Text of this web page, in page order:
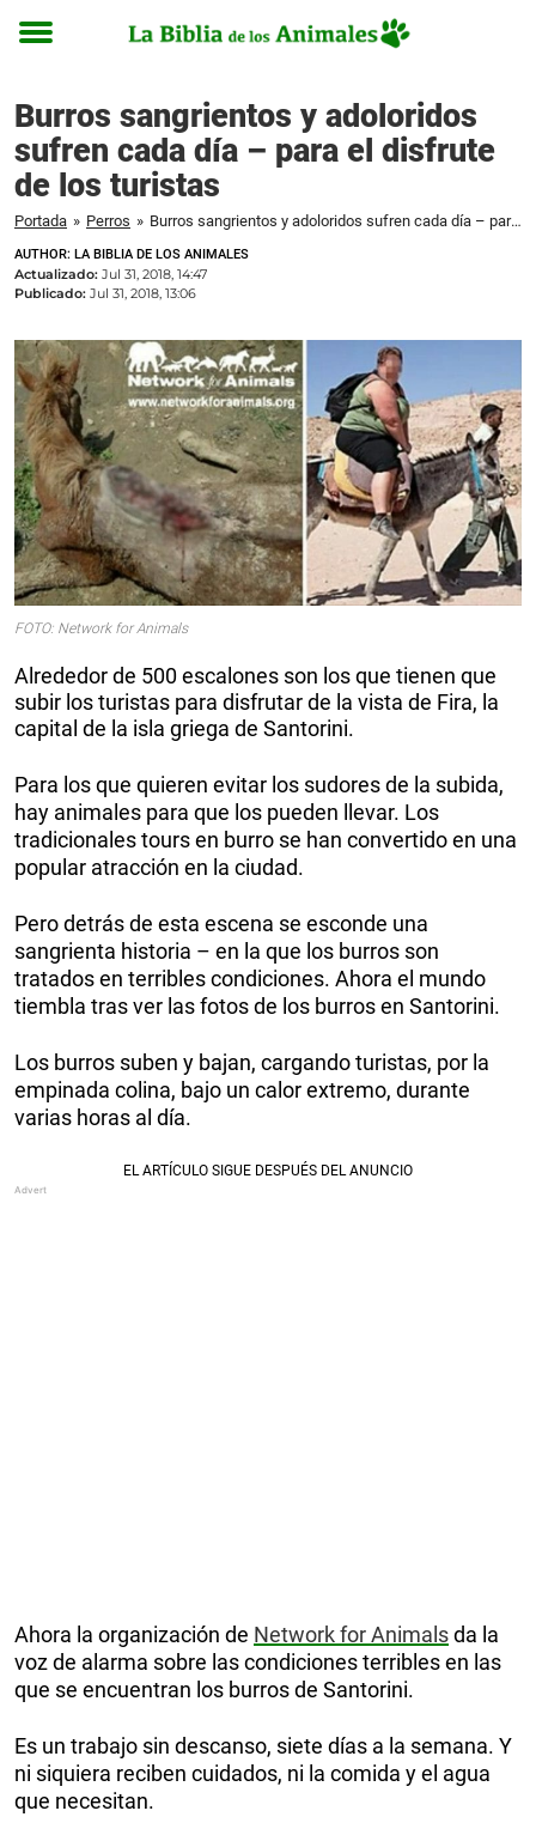
Toggle
Burros sangrientos y adoloridos
sufren cada día – para el disfrute
de los turistas
Portada » Perros » Burros sangrientos y adoloridos sufren cada día – para el disfrute de los turistas
AUTHOR: LA BIBLIA DE LOS ANIMALES
Actualizado: Jul 31, 2018, 14:47
Publicado: Jul 31, 2018, 13:06
FOTO: Network for Animals
Alrededor de 500 escalones son los que tienen que
subir los turistas para disfrutar de la vista de Fira, la
capital de la isla griega de Santorini.
Para los que quieren evitar los sudores de la subida,
hay animales para que los pueden llevar. Los
tradicionales tours en burro se han convertido en una
popular atracción en la ciudad.
Pero detrás de esta escena se esconde una
sangrienta historia – en la que los burros son
tratados en terribles condiciones. Ahora el mundo
tiembla tras ver las fotos de los burros en Santorini.
Los burros suben y bajan, cargando turistas, por la
empinada colina, bajo un calor extremo, durante
varias horas al día.
Ahora la organización de Network for Animalsda la
voz de alarma sobre las condiciones terribles en las
que se encuentran los burros de Santorini.
Es un trabajo sin descanso, siete días a la semana. Y
ni siquiera reciben cuidados, ni la comida y el agua
que necesitan.